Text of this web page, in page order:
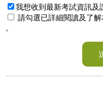
我想收到最新考試資訊及
請勾選已詳細閱讀及了解
。